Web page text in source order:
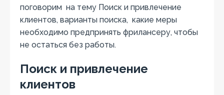
поговорим на тему Поиск и привлечение
клиентов, варианты поиска, какие меры
необходимо предпринять фрилансеру, чтобы
не остаться без работы.
Поиск и привлечение
клиентов